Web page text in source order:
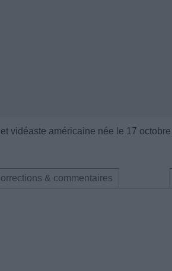
vidéaste américaine née le 17 octobre
& commentaires